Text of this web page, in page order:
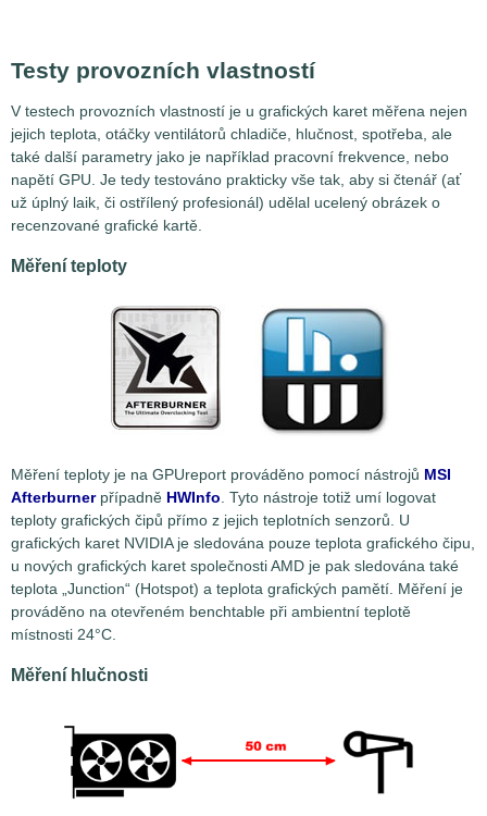
Testy provozních vlastností
V testech provozních vlastností je u grafických karet měřena nejen
jejich teplota, otáčky ventilátorů chladiče, hlučnost, spotřeba, ale
také další parametry jako je například pracovní frekvence, nebo
napětí GPU. Je tedy testováno prakticky vše tak, aby si čtenář (ať
už úplný laik, či ostřílený profesionál) udělal ucelený obrázek o
recenzované grafické kartě.
Měření teploty
Měření teploty je na GPUreport prováděno pomocí nástrojů MSI
Afterburnerpřípadně HWInfo . Tyto nástroje totiž umí logovat
teploty grafických čipů přímo z jejich teplotních senzorů. U
grafických karet NVIDIA je sledována pouze teplota grafického čipu,
u nových grafických karet společnosti AMD je pak sledována také
teplota „Junction“ (Hotspot) a teplota grafických pamětí. Měření je
prováděno na otevřeném benchtable při ambientní teplotě
místnosti 24°C.
Měření hlučnosti